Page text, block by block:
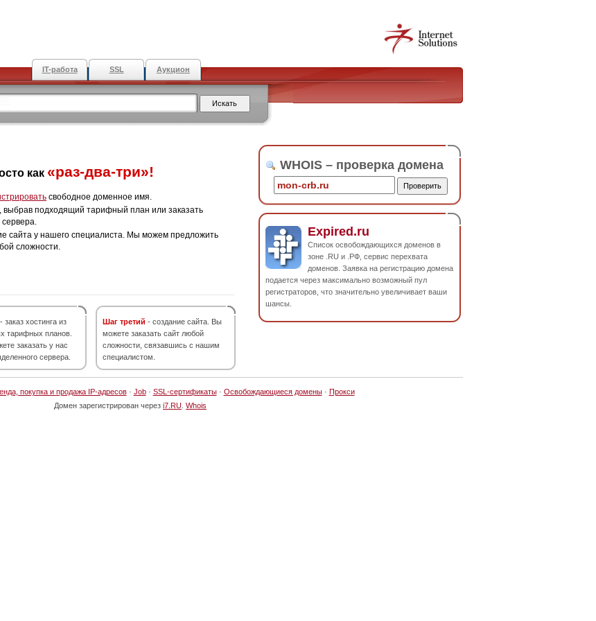
IT-работа SSL Аукцион
как «раз-два-три»!
свободное доменное имя.
выбрав подходящий тарифный план или заказать
сервера.
сайта у нашего специалиста. Мы можем предложить
сложности.
- заказ хостинга из
тарифных планов.
заказать у нас
сервера.
Шаг третий - создание сайта. Вы
можете заказать сайт любой
сложности, связавшись с нашим
специалистом.
WHOIS – проверка домена
Expired.ru
Список освобождающихся доменов в
зоне .RU и .РФ, сервис перехвата
доменов. Заявка на регистрацию домена
подается через максимально возможный пул
регистраторов, что значительно увеличивает ваши
шансы.
покупка и продажа IP-адресов· Job· SSL-сертификаты· Освобождающиеся домены· Прокси
Домен зарегистрирован через i7.RU Whois